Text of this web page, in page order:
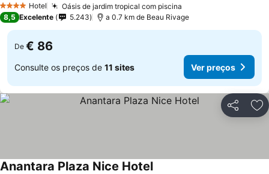
4 EstrelasHotel Oásis de jardim tropical com piscina
8,5 Excelente 5.243 a 0.7 km de Beau Rivage
De € 86
Consulte os preços de 11 sites Ver preços
Partilhar
Anantara Plaza Nice Hotel